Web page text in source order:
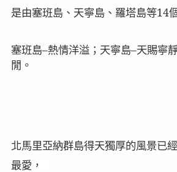
是由塞班島、天寧島、羅塔島等14
塞班島–熱情洋溢；天寧島–天賜寧
閒。
北馬里亞納群島得天獨厚的風景已
最愛，